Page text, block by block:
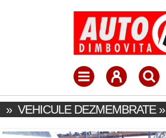
» VEHICULE DEZMEMBRATE»